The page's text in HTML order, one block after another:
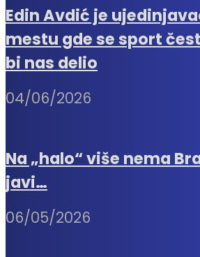
Edin Avdić je
mestu gde se sport
bi nas delio
04/06/2026
Na „halo“ više nema
javi…
06/05/2026